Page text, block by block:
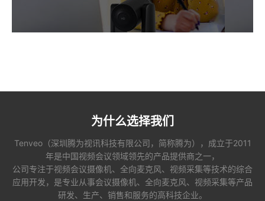
详情 +
为什么选择我们
Tenveo（深圳腾为视讯科技有限公司，简称腾为），成立于2011
年是中国视频会议领域领先的产品提供商之一，
公司专注于视频会议摄像机、全向麦克风、视频采集等技术的综合
应用开发，是专业从事会议摄像机、全向麦克风、视频采集等产品
研发、生产、销售和服务的高科技企业。